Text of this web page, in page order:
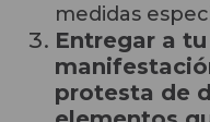
medidas
Entregar a
protesta de